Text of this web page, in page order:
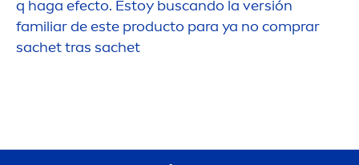
q haga efecto. Estoy buscando la versión
familiar de este producto para ya no comprar
sachet tras sachet